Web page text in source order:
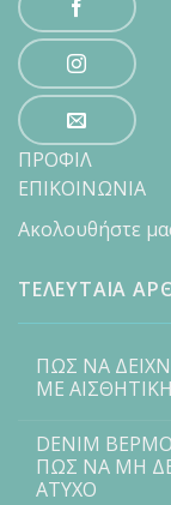
ΠΡΟΦΙΛ
ΕΠΙΚΟΙΝΩΝΙΑ
Ακολουθήστε
ΤΕΛΕΥΤΑΙΑ
ΠΩΣ ΝΑ
ΜΕ ΑΙΣΘΗΤΙΚΗ
DENIM
ΠΩΣ ΝΑ ΜΗ
ΑΤΥΧΟ